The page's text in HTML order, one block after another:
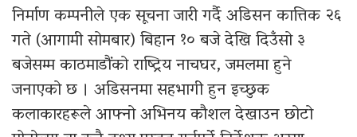
निर्माण कम्पनीले एक सूचना जारी गर्दै अडिसन कात्तिक २६
गते (आगामी सोमबार) बिहान १० बजे देखि दिउँसो ३
बजेसम्म काठमाडौंको राष्ट्रिय नाचघर, जमलमा हुने
जनाएको छ । अडिसनमा सहभागी हुन इच्छुक
कलाकारहरूले आफ्नो अभिनय कौशल देखाउन छोटो